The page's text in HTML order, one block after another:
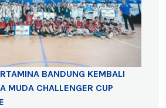
BANDUNG KEMBALI
MUDA CHALLENGER CUP